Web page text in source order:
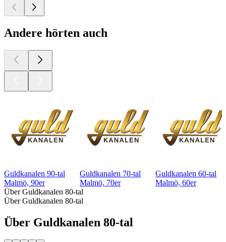
Andere hörten auch
Guldkanalen 90-tal
Malmö, 90er
Guldkanalen 70-tal
Malmö, 70er
Guldkanalen 60-tal
Malmö, 60er
Über Guldkanalen 80-tal
Über Guldkanalen 80-tal
Über Guldkanalen 80-tal